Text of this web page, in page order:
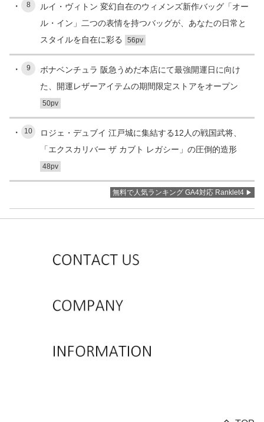
8
ルイ・ヴィトン 変幻自在のウィメンズ新作バッグ「オー
ル・イン」二つの表情を持つバッグが、あなたの日常と
スタイルを自在に彩る
56pv
9
ボナベンチュラ 阪急うめだ本店にて最強開運日に向け
た、開運レザーアイテムの期間限定ストアをオープン
50pv
10
ロジェ・デュブイ 江戸城に集結する12人の戦国武将、
「エクスカリバー ザ カブト レガシー」の圧倒的造形
48pv
無料で人気ランキング GA4対応 Ranklet4